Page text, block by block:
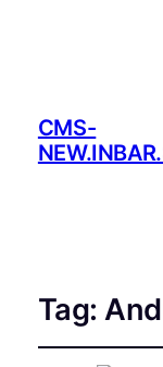
CMS-
Tag: